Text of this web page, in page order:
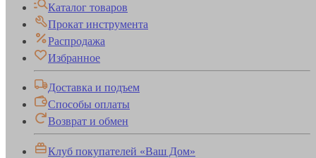
Каталог товаров
Прокат инструмента
Распродажа
Избранное
Доставка и подъем
Способы оплаты
Возврат и обмен
Клуб покупателей «Ваш Дом»